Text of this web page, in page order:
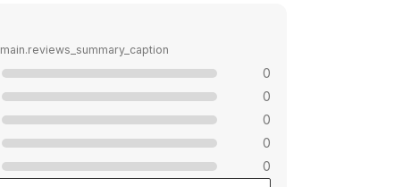
main.reviews_summary_caption
0
0
0
0
0